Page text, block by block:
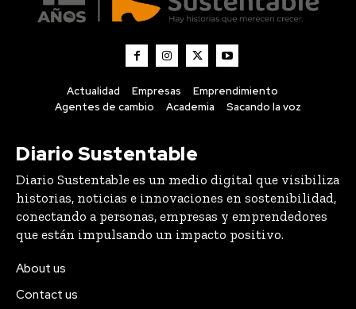
Actualidad Empresas
Emprendimiento
Agentes de cambio
Academia Sacando la voz
Diario Sustentable
Diario Sustentable es un medio digital que visibiliza
historias, noticias e innovaciones en sostenibilidad,
conectando a personas, empresas y emprendedores
que están impulsando un impacto positivo.
About us
Contact us